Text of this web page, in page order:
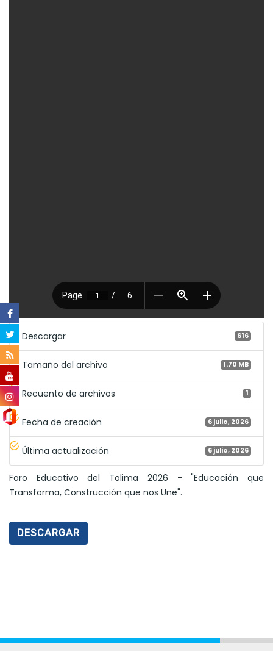
Descargar 616
Tamaño del archivo 1.70 MB
Recuento de archivos 1
Fecha de creación 6 julio, 2026
Última actualización 6 julio, 2026
Foro Educativo del Tolima 2026 - "Educación que
Transforma, Construcción que nos Une".
DESCARGAR